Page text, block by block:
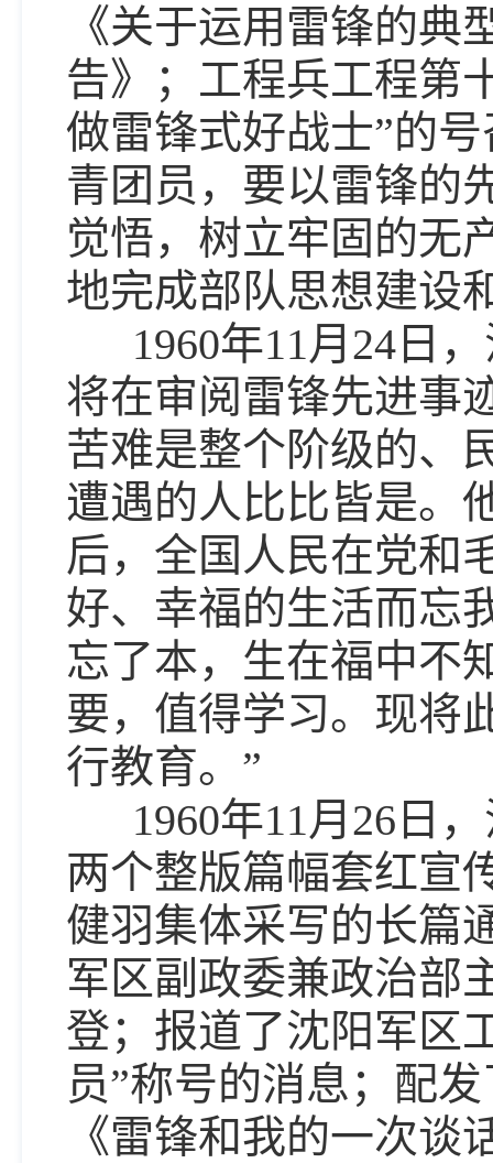
《关于运用雷锋的
告》；工程兵工程第
做雷锋式好战士”的
青团员，要以雷锋的
觉悟，树立牢固的无
地完成部队思想建设
1960年11月24日，
将在审阅雷锋先进事
苦难是整个阶级的、
遭遇的人比比皆是。
后，全国人民在党和
好、幸福的生活而忘
忘了本，生在福中不
要，值得学习。现将
行教育。”
1960年11月26日，
两个整版篇幅套红宣
健羽集体采写的长篇
军区副政委兼政治部
登；报道了沈阳军区
员”称号的消息；配
《雷锋和我的一次